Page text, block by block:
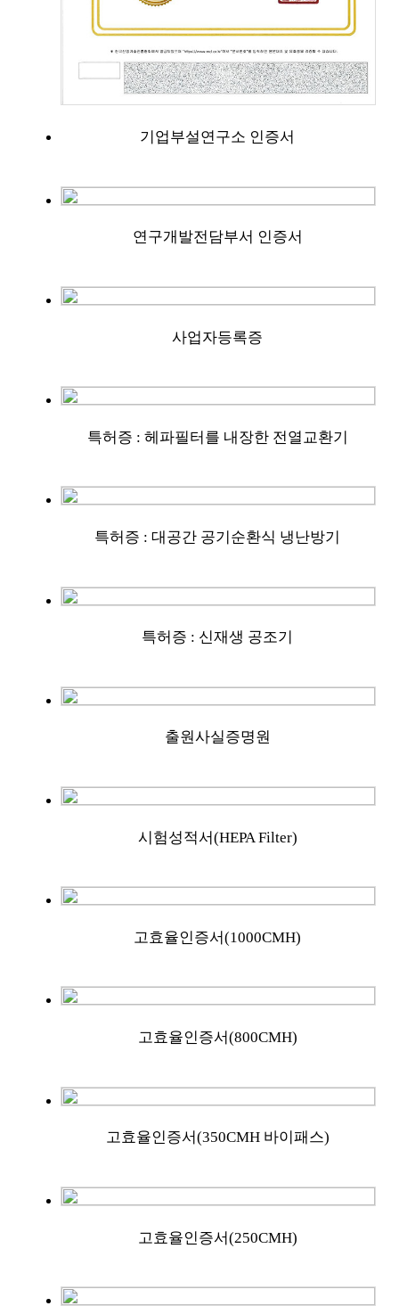
기업부설연구소 인증서
연구개발전담부서 인증서
사업자등록증
특허증 : 헤파필터를 내장한 전열교환기
특허증 : 대공간 공기순환식 냉난방기
특허증 : 신재생 공조기
출원사실증명원
시험성적서(HEPA Filter)
고효율인증서(1000CMH)
고효율인증서(800CMH)
고효율인증서(350CMH 바이패스)
고효율인증서(250CMH)